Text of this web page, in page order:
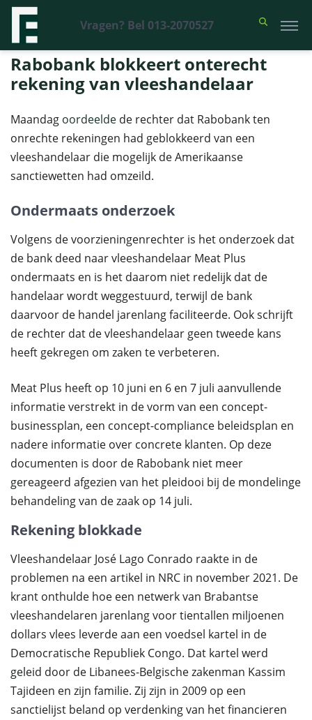
Vragen? Bel 013-2070527
Financieel Recht Advocaten >Uitspraken>Rabobank blokkeert
onterecht rekening van vleeshandelaar
Rabobank blokkeert onterecht
rekening van vleeshandelaar
Maandag oordeelde de rechter dat Rabobank ten
onrechte rekeningen had geblokkeerd van een
vleeshandelaar die mogelijk de Amerikaanse
sanctiewetten had omzeild.
Ondermaats onderzoek
Volgens de voorzieningenrechter is het onderzoek dat
de bank deed naar vleeshandelaar Meat Plus
ondermaats en is het daarom niet redelijk dat de
handelaar wordt weggestuurd, terwijl de bank
daarvoor de handel jarenlang faciliteerde. Ook schrijft
de rechter dat de vleeshandelaar geen tweede kans
heeft gekregen om zaken te verbeteren.
Meat Plus heeft op 10 juni en 6 en 7 juli aanvullende
informatie verstrekt in de vorm van een concept-
businessplan, een concept-compliance beleidsplan en
nadere informatie over concrete klanten. Op deze
documenten is door de Rabobank niet meer
gereageerd afgezien van het pleidooi bij de mondelinge
behandeling van de zaak op 14 juli.
Rekening blokkade
Vleeshandelaar José Lago Conrado raakte in de
problemen na een artikel in NRC in november 2021. De
krant onthulde hoe een netwerk van Brabantse
vleeshandelaren jarenlang voor tientallen miljoenen
dollars vlees leverde aan een voedsel kartel in de
Democratische Republiek Congo. Dat kartel werd
geleid door de Libanees-Belgische zakenman Kassim
Tajideen en zijn familie. Zij zijn in 2009 op een
sanctielijst beland op verdenking van het financieren